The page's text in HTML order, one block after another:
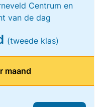
Centrum en
van de dag
(tweede klas)
maand